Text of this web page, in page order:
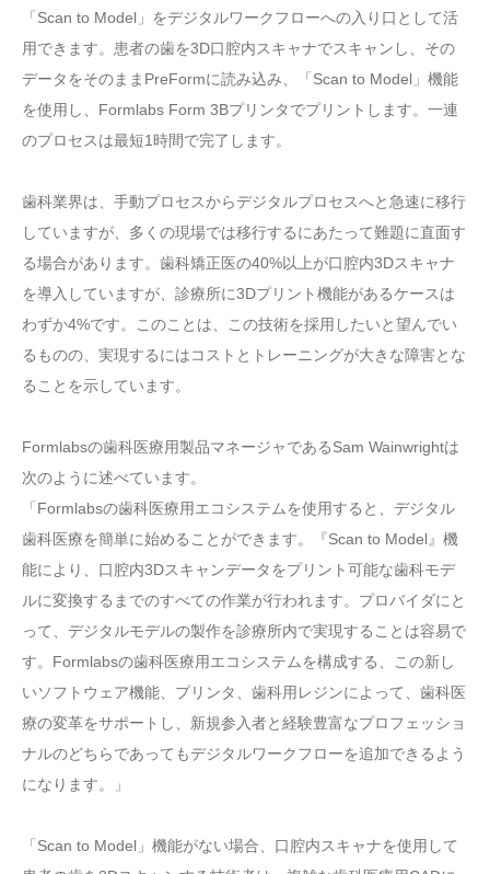
「Scan to Model」をデジタルワークフローへの入り口として活
用できます。患者の歯を3D口腔内スキャナでスキャンし、その
データをそのままPreFormに読み込み、「Scan to Model」機能
を使用し、Formlabs Form 3Bプリンタでプリントします。一連
のプロセスは最短1時間で完了します。
歯科業界は、手動プロセスからデジタルプロセスへと急速に移行
していますが、多くの現場では移行するにあたって難題に直面す
る場合があります。歯科矯正医の40%以上が口腔内3Dスキャナ
を導入していますが、診療所に3Dプリント機能があるケースは
わずか4%です。このことは、この技術を採用したいと望んでい
るものの、実現するにはコストとトレーニングが大きな障害とな
ることを示しています。
Formlabsの歯科医療用製品マネージャであるSam Wainwrightは
次のように述べています。
「Formlabsの歯科医療用エコシステムを使用すると、デジタル
歯科医療を簡単に始めることができます。『Scan to Model』機
能により、口腔内3Dスキャンデータをプリント可能な歯科モデ
ルに変換するまでのすべての作業が行われます。プロバイダにと
って、デジタルモデルの製作を診療所内で実現することは容易で
す。Formlabsの歯科医療用エコシステムを構成する、この新し
いソフトウェア機能、プリンタ、歯科用レジンによって、歯科医
療の変革をサポートし、新規参入者と経験豊富なプロフェッショ
ナルのどちらであってもデジタルワークフローを追加できるよう
になります。」
「Scan to Model」機能がない場合、口腔内スキャナを使用して